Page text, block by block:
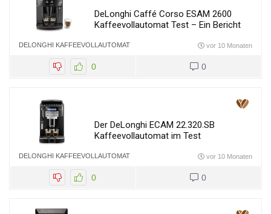
DeLonghi Caffé Corso ESAM 2600
Kaffeevollautomat Test – Ein Bericht
DELONGHI KAFFEEVOLLAUTOMAT vor 10 Monaten
0 0
Der DeLonghi ECAM 22.320.SB
Kaffeevollautomat im Test
DELONGHI KAFFEEVOLLAUTOMAT vor 10 Monaten
0 0